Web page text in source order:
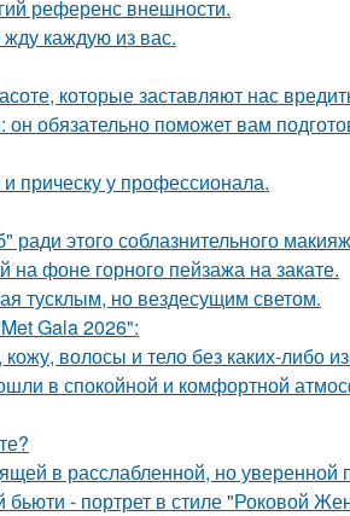
референс внешности.
каждую из вас.
которые заставляют нас
обязательно поможет вам
прическу у профессионала.
этого соблазнительного
фоне горного пейзажа на закате.
тусклым, но вездесущим светом.
Gala 2026":
волосы и тело без каких-либо
в спокойной и комфортной
в расслабленной, но уверенной
бьюти - портрет в стиле "Роковой